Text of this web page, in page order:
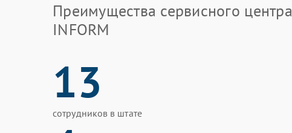
Преимущества сервисного центра
INFORM
13
сотрудников в штате